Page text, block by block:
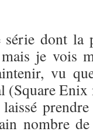
dont la
je vois
vu
Enix
nombre